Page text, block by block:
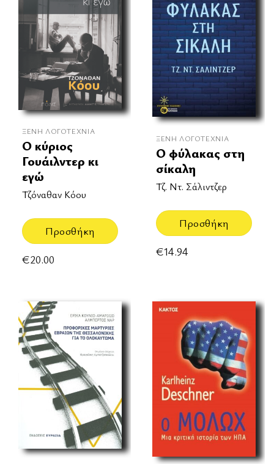
ΞΈΝΗ ΛΟΓΟΤΕΧΝΊΑ
Ο κύριος
Γουάιλντερ κι
εγώ
Τζόναθαν Κόου
Προσθήκη
€20.00
ΞΈΝΗ ΛΟΓΟΤΕΧΝΊΑ
Ο φύλακας στη
σίκαλη
Τζ. Ντ. Σάλιντζερ
Προσθήκη
€14.94